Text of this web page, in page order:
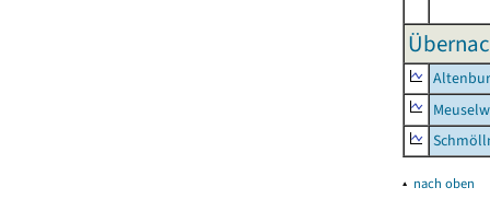
▴ nach oben